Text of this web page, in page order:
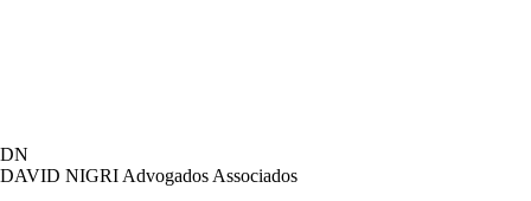
DN
DAVID NIGRIAdvogados Associados
Online agora